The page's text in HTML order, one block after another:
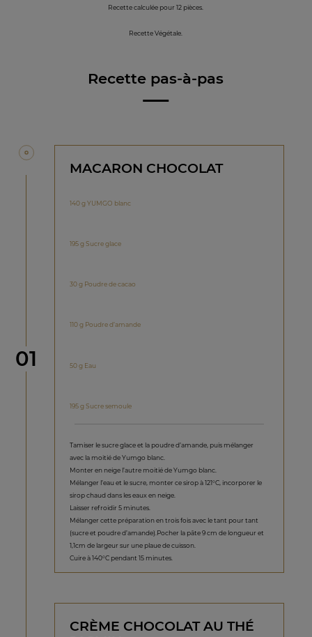
Recette calculée pour 12 pièces.
Recette Végétale.
Recette pas-à-pas
étape
01
MACARON CHOCOLAT
140 g YUMGO blanc
195 g Sucre glace
30 g Poudre de cacao
110 g Poudre d’amande
50 g Eau
195 g Sucre semoule
Tamiser le sucre glace et la poudre d’amande, puis mélanger
avec la moitié de Yumgo blanc.
Monter en neige l’autre moitié de Yumgo blanc.
Mélanger l’eau et le sucre, monter ce sirop à 121°C, incorporer le
sirop chaud dans les eaux en neige.
Laisser refroidir 5 minutes.
Mélanger cette préparation en trois fois avec le tant pour tant
(sucre et poudre d’amande).Pocher la pâte 9 cm de longueur et
1,1cm de largeur sur une plaue de cuisson.
Cuire à 140°C pendant 15 minutes.
CRÈME CHOCOLAT AU THÉ